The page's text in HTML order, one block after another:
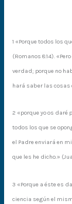
1 «Porque todos los
(Romanos 8:14).
verdad; porque no
hará saber las cosas
2 «porque yo os
todos los que se
el Padre enviará en
que les he dicho.»
3 «Porque a éste es
ciencia según el